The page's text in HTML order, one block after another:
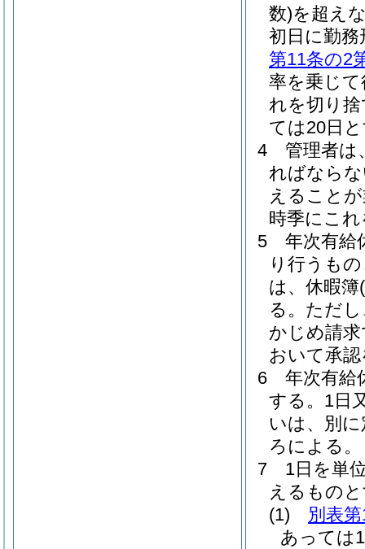
数)を超え
初日に勤
第11条の2
率を乗じ
れを切り
ては20日
4
管理者は
ればなら
えること
時季にこ
5
年次有給
り行うも
は、休暇簿(
る。 ただ
かじめ請
おいて承
6
年次有給
する。 1日
いは、別
ろによる。
7
1日を単
えるもの
(1)
別表
あっては